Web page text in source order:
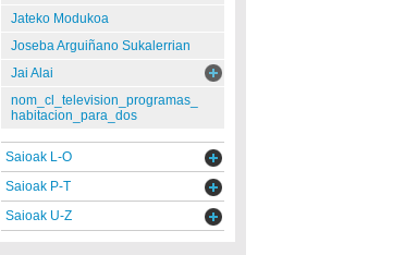
Jateko Modukoa
Joseba Arguiñano Sukalerrian
Jai Alai
nom_cl_television_programas_
habitacion_para_dos
Saioak L-O
Saioak P-T
Saioak U-Z